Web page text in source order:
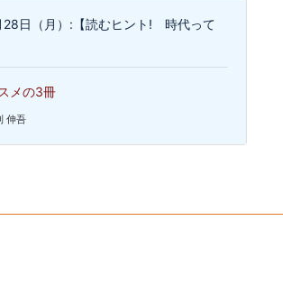
28日（月）:【読むヒント! 時代って
メの3冊
伸吾